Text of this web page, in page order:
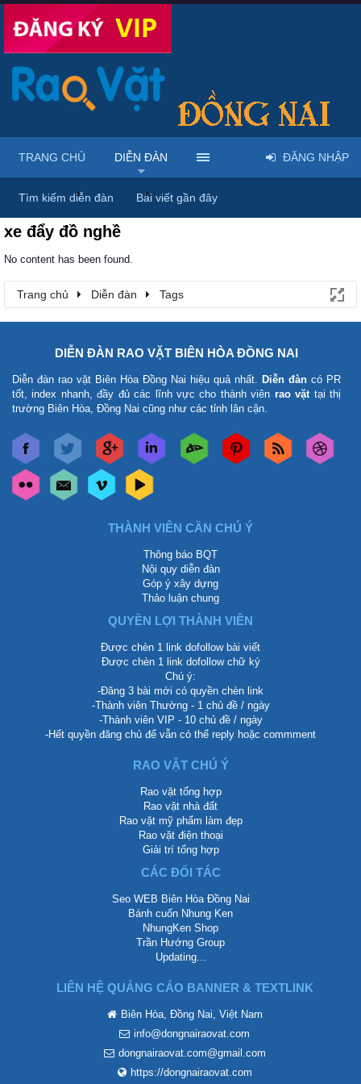
Trang chủ Diễn đàn Tags
xe đẩy đồ nghề
No content has been found.
Trang chủ Diễn đàn Tags
TRANG CHỦ DIỄN ĐÀN
Tìm kiếm diễn đàn Bài viết gần đây
ĐĂNG NHẬP
DIỄN ĐÀN RAO VẶT BIÊN HÒA ĐỒNG NAI
Diễn đàn rao vặt Biên Hòa Đồng Nai hiệu quả nhất. Diễn đàn có PR
tốt, index nhanh, đầy đủ các lĩnh vực cho thành viên rao vặttại thị
trường Biên Hòa, Đồng Nai cũng như các tỉnh lân cận.
THÀNH VIÊN CẦN CHÚ Ý
Thông báo BQT
Nội quy diễn đàn
Góp ý xây dựng
Thảo luận chung
QUYỀN LỢI THÀNH VIÊN
Được chèn 1 link dofollow bài viết
Được chèn 1 link dofollow chữ ký
Chú ý:
-Đăng 3 bài mới có quyền chèn link
-Thành viên Thường - 1 chủ đề / ngày
-Thành viên VIP - 10 chủ đề / ngày
-Hết quyền đăng chủ để vẫn có thể reply hoặc commment
RAO VẶT CHÚ Ý
Rao vặt tổng hợp
Rao vặt nhà đất
Rao vặt mỹ phẩm làm đẹp
Rao vặt điện thoại
Giải trí tổng hợp
CÁC ĐỐI TÁC
Seo WEB Biên Hòa Đồng Nai
Bánh cuốn Nhung Ken
NhungKen Shop
Trần Hướng Group
Updating...
LIÊN HỆ QUẢNG CÁO BANNER & TEXTLINK
Biên Hòa, Đồng Nai, Việt Nam
info@dongnairaovat.com
dongnairaovat.com@gmail.com
https://dongnairaovat.com